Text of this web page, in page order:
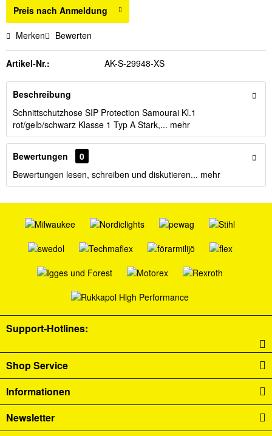
Preis nach Anmeldung
Merken Bewerten
Artikel-Nr.: AK-S-29948-XS
Beschreibung
Schnittschutzhose SIP Protection Samourai Kl.1
rot/gelb/schwarz Klasse 1 Typ A Stark,... mehr
Bewertungen
0
Bewertungen lesen, schreiben und diskutieren... mehr
Support-Hotlines:
Shop Service
Informationen
Newsletter